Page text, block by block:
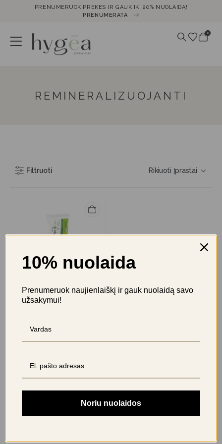
PRENUMERUOK PREKES IR GAUK IKI 20% NUOLAIDĄ!
PRENUMERATA
0
REMINERALIZUOJANTI
Filtruoti
APA CARE
10% nuolaida
Prenumeruok naujienlaiškį ir gauk nuolaidą savo
užsakymui!
Noriu nuolaidos